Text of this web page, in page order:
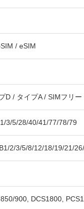
/ eSIM
D / タイプA / SIMフリー
3/5/28/40/41/77/78/79
2/3/5/8/12/18/19/21/
900, DCS1800,